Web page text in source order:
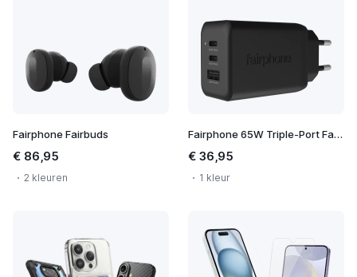
Fairphone Fairbuds
€ 86,95
2 kleuren
Fairphone 65W Triple-Port Fast Charger
€ 36,95
1 kleur